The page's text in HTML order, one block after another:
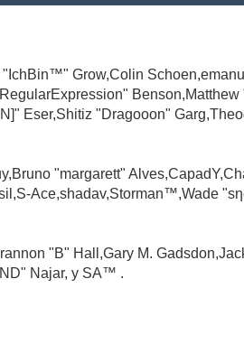
Grow,Colin
Eser,Shitiz "Dragooon"
"margarett"
Ace,shadav,Storman™,Wade
"B" Hall,Gary M.
Najar, y SA™ .